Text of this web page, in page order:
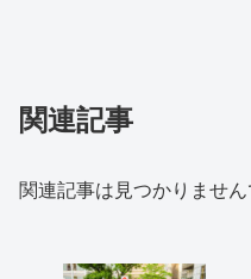
関連記事
関連記事は見つかりません